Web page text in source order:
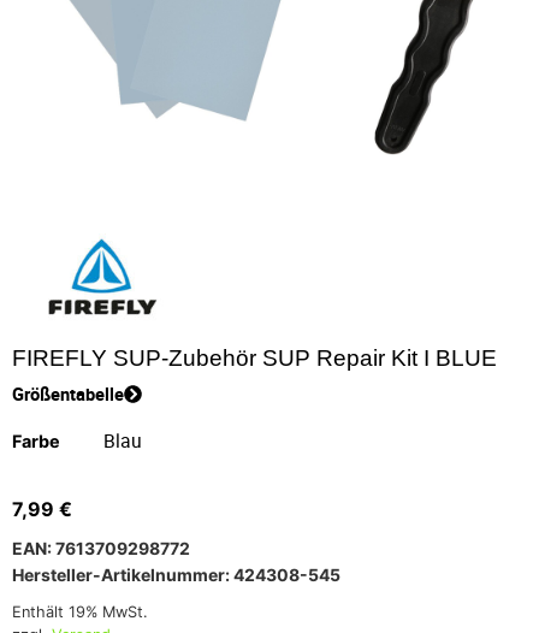
FIREFLY SUP-Zubehör SUP Repair Kit I BLUE
Größentabelle
Farbe
7,99 €
EAN: 7613709298772
Hersteller-Artikelnummer: 424308-545
Enthält 19% MwSt.